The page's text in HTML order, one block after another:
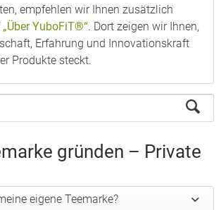
empfehlen wir Ihnen zusätzlich
„Über YuboFiT®“. Dort zeigen wir Ihnen,
Erfahrung und Innovationskraft
Produkte steckt.
gründen – Private
eigene Teemarke?